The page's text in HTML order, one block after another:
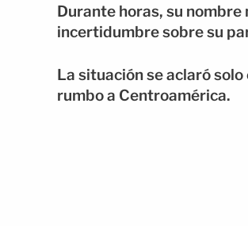
Durante horas, su nombre
incertidumbre sobre su
La situación se aclaró
rumbo a Centroamérica.